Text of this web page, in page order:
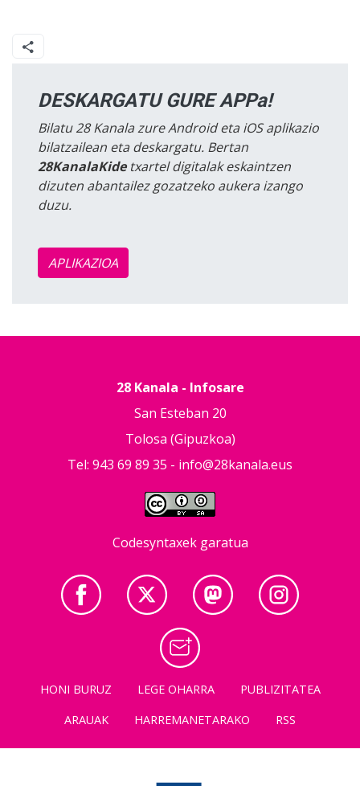
DESKARGATU GURE APPa!
Bilatu 28 Kanala zure Android eta iOS aplikazio
bilatzailean eta deskargatu. Bertan
28KanalaKidetxartel digitalak eskaintzen
dizuten abantailez gozatzeko aukera izango
duzu.
APLIKAZIOA
28 Kanala - Infosare
San Esteban 20
Tolosa (Gipuzkoa)
Tel: 943 69 89 35 - info@28kanala.eus
Codesyntaxek garatua
HONI BURUZ LEGE OHARRA
PUBLIZITATEA
ARAUAK
HARREMANETARAKO RSS